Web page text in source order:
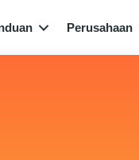
Perusahaan